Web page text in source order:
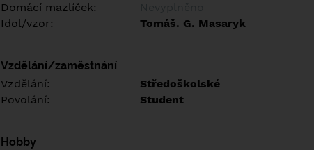
Domácí mazlíček:
Idol/vzor:
Tomáš. G. Masaryk
Vzdělání/zaměstnání
Vzdělání:
Středoškolské
Povolání:
Student
Hobby